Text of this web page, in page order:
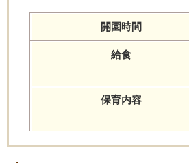
開園時間
給食
保育内容